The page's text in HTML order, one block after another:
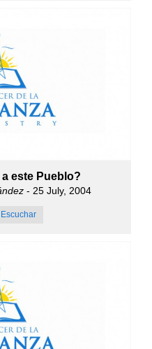
este Pueblo?
- 25 July, 2004
Escuchar